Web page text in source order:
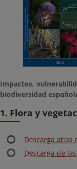
Impactos,
biodiversidad
1. Flora y
Descarga atlas
Descarga de